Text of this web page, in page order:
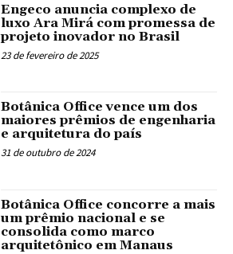
Engeco anuncia complexo de
luxo Ara Mirá com promessa de
projeto inovador no Brasil
23 de fevereiro de 2025
Botânica Office vence um dos
maiores prêmios de engenharia
e arquitetura do país
31 de outubro de 2024
Botânica Office concorre a mais
um prêmio nacional e se
consolida como marco
arquitetônico em Manaus